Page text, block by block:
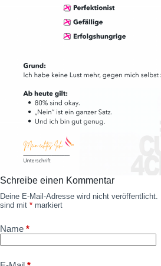
Schreibe einen Kommentar
Deine E-Mail-Adresse wird nicht veröffentlicht.
sind mit * markiert
Name *